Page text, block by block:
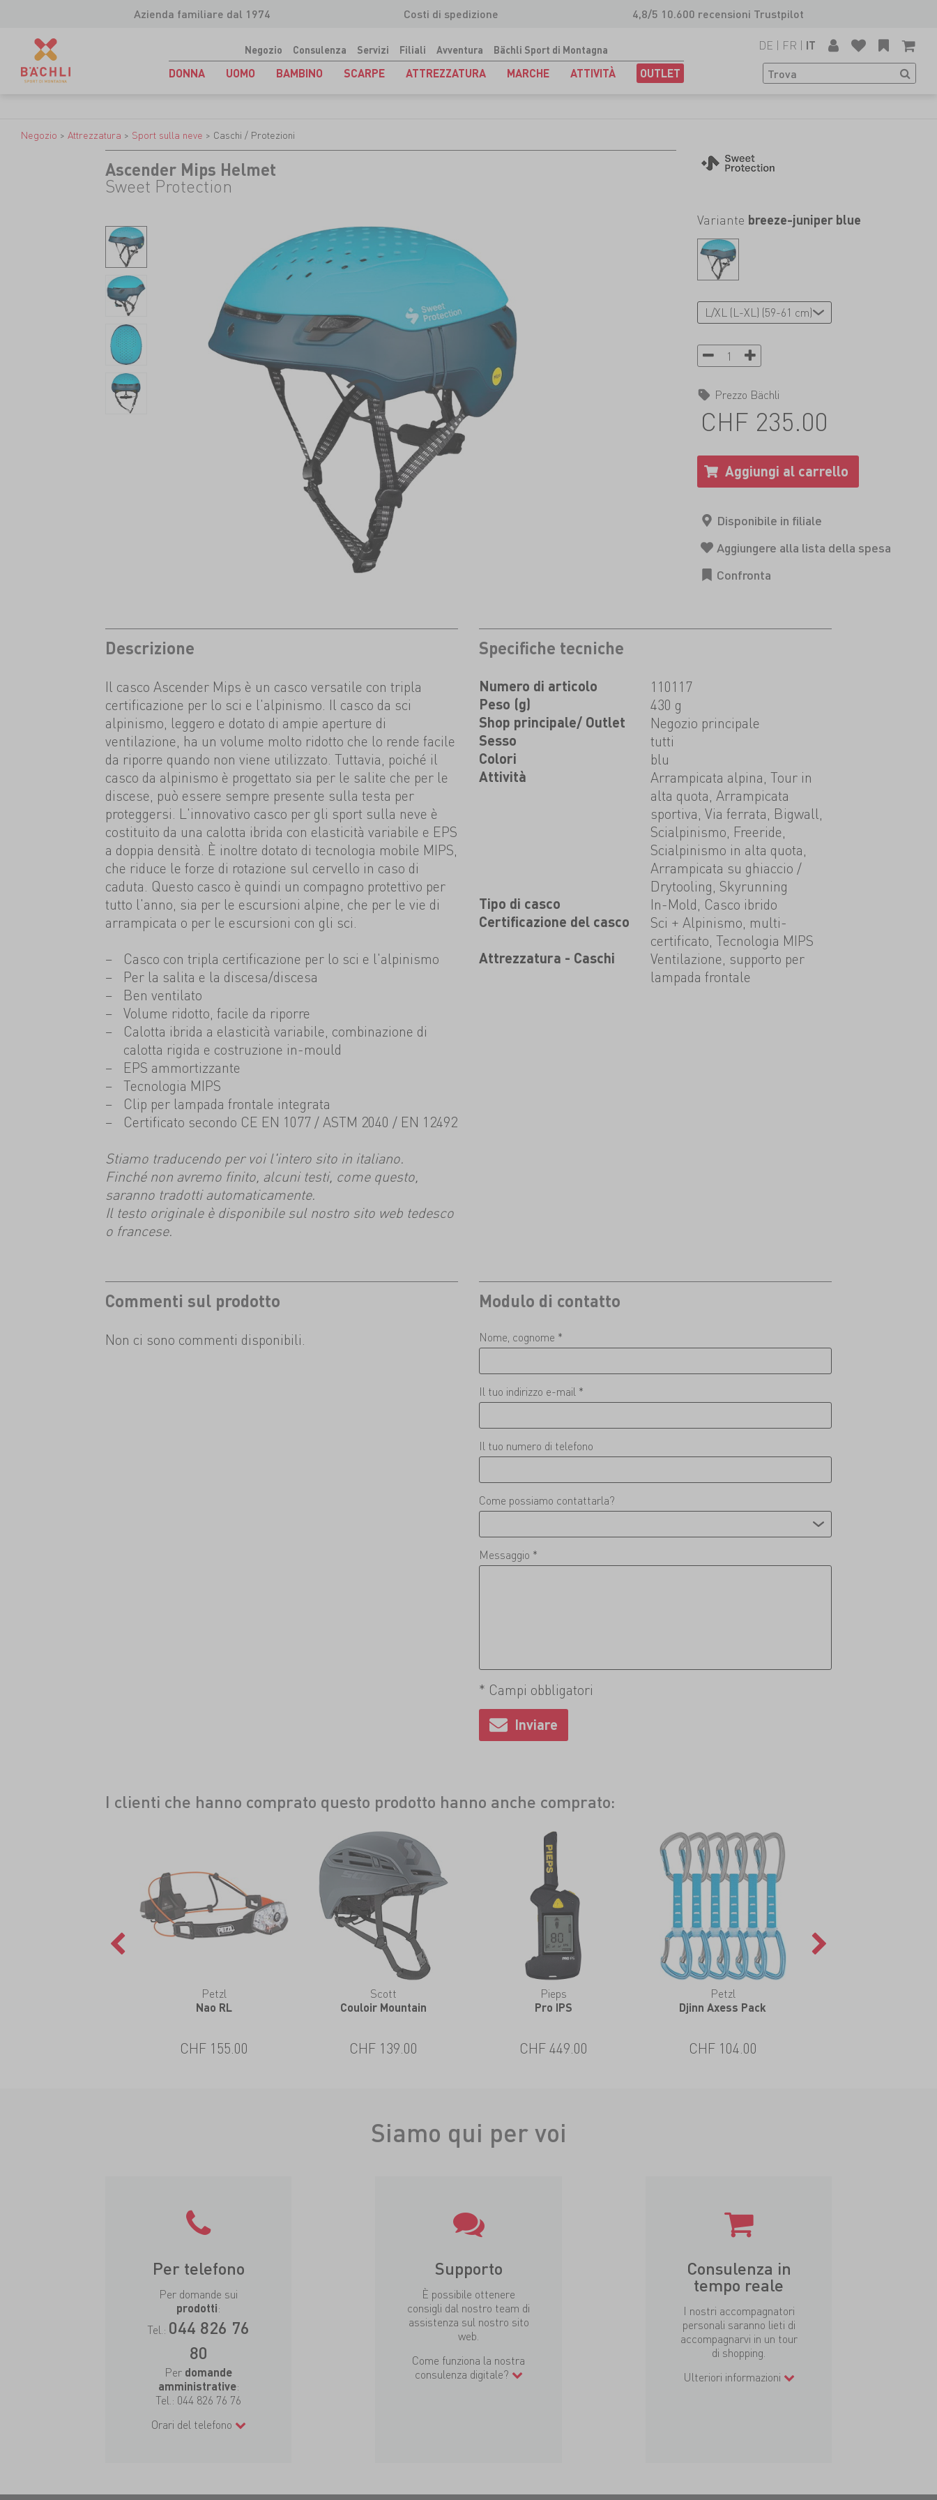
Azienda familiare dal 1974 Costi di spedizione 4,8/5 10.600 recensioni Trustpilot
Negozio Consulenza Servizi Filiali Avventura Bächli Sport di Montagna
DONNA UOMO BAMBINO SCARPE ATTREZZATURA MARCHE ATTIVITÀ OUTLET
DE | FR | IT
Negozio > Attrezzatura > Sport sulla neve > Caschi / Protezioni
Ascender Mips Helmet
Sweet Protection
Variante breeze-juniper blue
Prezzo Bächli
CHF 235.00
Descrizione
Il casco Ascender Mips è un casco versatile con tripla
certificazione per lo sci e l'alpinismo. Il casco da sci
alpinismo, leggero e dotato di ampie aperture di
ventilazione, ha un volume molto ridotto che lo rende facile
da riporre quando non viene utilizzato. Tuttavia, poiché il
casco da alpinismo è progettato sia per le salite che per le
discese, può essere sempre presente sulla testa per
proteggersi. L'innovativo casco per gli sport sulla neve è
costituito da una calotta ibrida con elasticità variabile e EPS
a doppia densità. È inoltre dotato di tecnologia mobile MIPS,
che riduce le forze di rotazione sul cervello in caso di
caduta. Questo casco è quindi un compagno protettivo per
tutto l'anno, sia per le escursioni alpine, che per le vie di
arrampicata o per le escursioni con gli sci.
Casco con tripla certificazione per lo sci e l'alpinismo
Per la salita e la discesa/discesa
Ben ventilato
Volume ridotto, facile da riporre
Calotta ibrida a elasticità variabile, combinazione di
calotta rigida e costruzione in-mould
EPS ammortizzante
Tecnologia MIPS
Clip per lampada frontale integrata
Certificato secondo CE EN 1077 / ASTM 2040 / EN 12492
Stiamo traducendo per voi l'intero sito in italiano.
Finché non avremo finito, alcuni testi, come questo,
saranno tradotti automaticamente.
Il testo originale è disponibile sul nostro sito web tedesco
o francese.
Specifiche tecniche
Numero di articolo 110117
Peso (g) 430 g
Shop principale/ Outlet Negozio principale
Sesso tutti
Colori blu
Attività
Arrampicata alpina, Tour in
alta quota, Arrampicata
sportiva, Via ferrata, Bigwall,
Scialpinismo, Freeride,
Scialpinismo in alta quota,
Arrampicata su ghiaccio /
Drytooling, Skyrunning
Tipo di casco In-Mold, Casco ibrido
Certificazione del casco
Sci + Alpinismo, multi-
certificato, Tecnologia MIPS
Attrezzatura - Caschi
Ventilazione, supporto per
lampada frontale
Commenti sul prodotto
Non ci sono commenti disponibili.
Modulo di contatto
Nome, cognome *
Il tuo indirizzo e-mail *
Il tuo numero di telefono
Come possiamo contattarla?
Messaggio *
* Campi obbligatori
I clienti che hanno comprato questo prodotto hanno anche comprato:
Petzl
Nao RL
CHF 155.00
Scott
Couloir Mountain
CHF 139.00
Pieps
Pro IPS
CHF 449.00
Petzl
Djinn Axess Pack
CHF 104.00
Siamo qui per voi
Per telefono
Per domande sui
prodotti:
Tel.: 044 826 76
80
Per domande
amministrative:
Tel.: 044 826 76 76
Orari del telefono
Supporto
È possibile ottenere
consigli dal nostro team di
assistenza sul nostro sito
web.
Come funziona la nostra
consulenza digitale?
Consulenza in
tempo reale
I nostri accompagnatori
personali saranno lieti di
accompagnarvi in un tour
di shopping.
Ulteriori informazioni